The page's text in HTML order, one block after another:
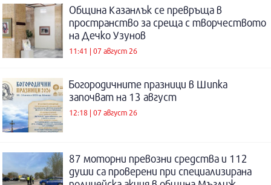
Община Казанлък се превръща в
пространство за среща с творчеството
на Дечко Узунов
11:41 | 07 август 26
Богородичните празници в Шипка
започват на 13 август
12:18 | 07 август 26
87 моторни превозни средства и 112
души са проверени при специализирана